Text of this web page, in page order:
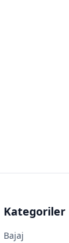
Kategoriler
Bajaj